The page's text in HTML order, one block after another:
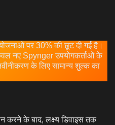
पर 30% की छूट दी गई है।
नए Spynger उपयोगकर्ताओं के
के लिए सामान्य शुल्क का
के बाद, लक्ष्य डिवाइस तक